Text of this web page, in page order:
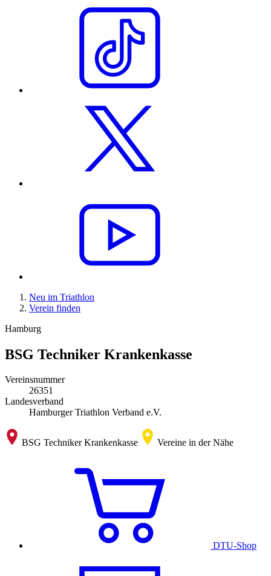
Neu im Triathlon
Verein finden
Hamburg
BSG Techniker Krankenkasse
Vereinsnummer
26351
Landesverband
Hamburger Triathlon Verband e.V.
BSG Techniker Krankenkasse Vereine in der Nähe
DTU-Shop